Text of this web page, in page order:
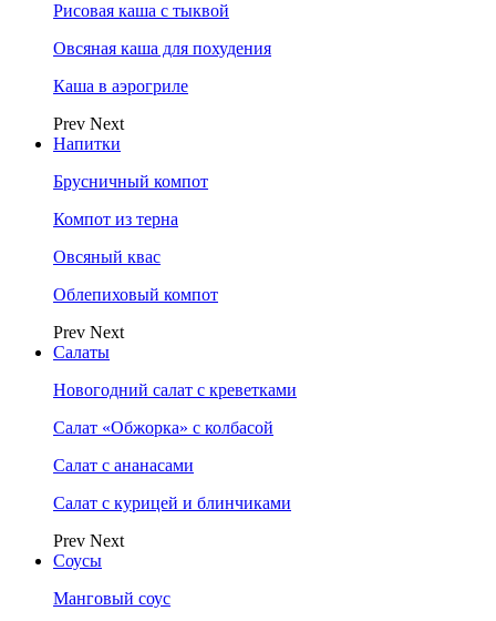
Рисовая каша с тыквой
Овсяная каша для похудения
Каша в аэрогриле
Prev Next
Напитки
Брусничный компот
Компот из терна
Овсяный квас
Облепиховый компот
Prev Next
Салаты
Новогодний салат с креветками
Салат «Обжорка» с колбасой
Салат с ананасами
Салат с курицей и блинчиками
Prev Next
Соусы
Манговый соус